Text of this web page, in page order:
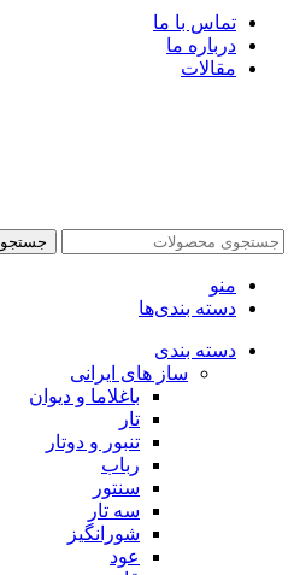
تماس با ما
درباره ما
مقالات
جستجو
منو
دسته بندی‌ها
دسته بندی
ساز های ایرانی
باغلاما و دیوان
تار
تنبور و دوتار
رباب
سنتور
سه تار
شورانگیز
عود